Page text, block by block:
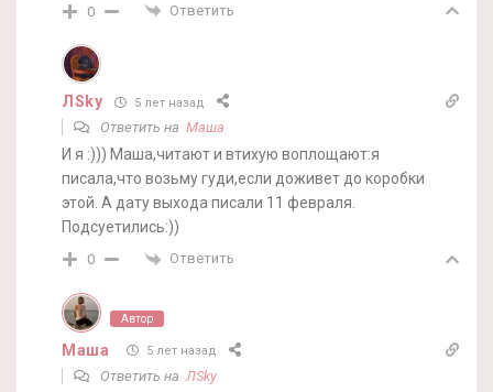
0 Ответить
ЛSky 5 лет назад
Ответить на Маша
И я :))) Маша,читают и втихую воплощают:я
писала,что возьму гуди,если доживет до коробки
этой. А дату выхода писали 11 февраля.
Подсуетились:))
0 Ответить
Автор
Маша 5 лет назад
Ответить на ЛSky